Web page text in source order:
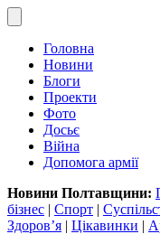
Головна
Новини
Блоги
Проекти
Фото
Досьє
Війна
Допомога армії
Новини Полтавщини:
бізнес | Спорт |
Здоров’я | Цікавинки |